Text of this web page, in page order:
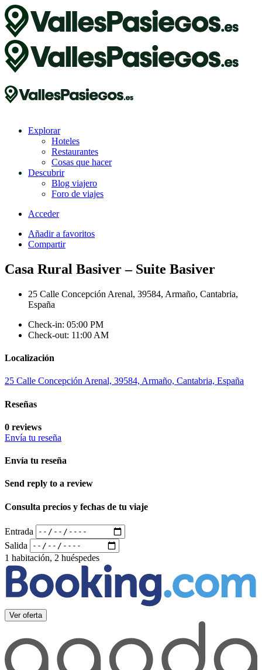
Explorar
Hoteles
Restaurantes
Cosas que hacer
Descubrir
Blog viajero
Foro de viajes
Acceder
Añadir a favoritos
Compartir
Casa Rural Basiver – Suite Basiver
25 Calle Concepción Arenal, 39584, Armaño, Cantabria,
España
Check-in: 05:00 PM
Check-out: 11:00 AM
Localización
25 Calle Concepción Arenal, 39584, Armaño, Cantabria, España
Reseñas
0 reviews
Envía tu reseña
Envía tu reseña
Send reply to a review
Consulta precios y fechas de tu viaje
Entrada
Salida
1 habitación, 2 huéspedes
Ver oferta